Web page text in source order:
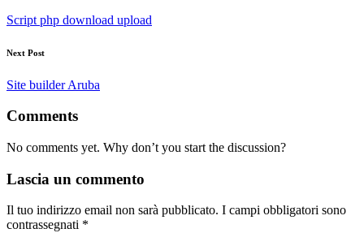
Script php download upload
Next Post
Site builder Aruba
Comments
No comments yet. Why don’t you start the discussion?
Lascia un commento
Il tuo indirizzo email non sarà pubblicato. I campi obbligatori sono
contrassegnati *